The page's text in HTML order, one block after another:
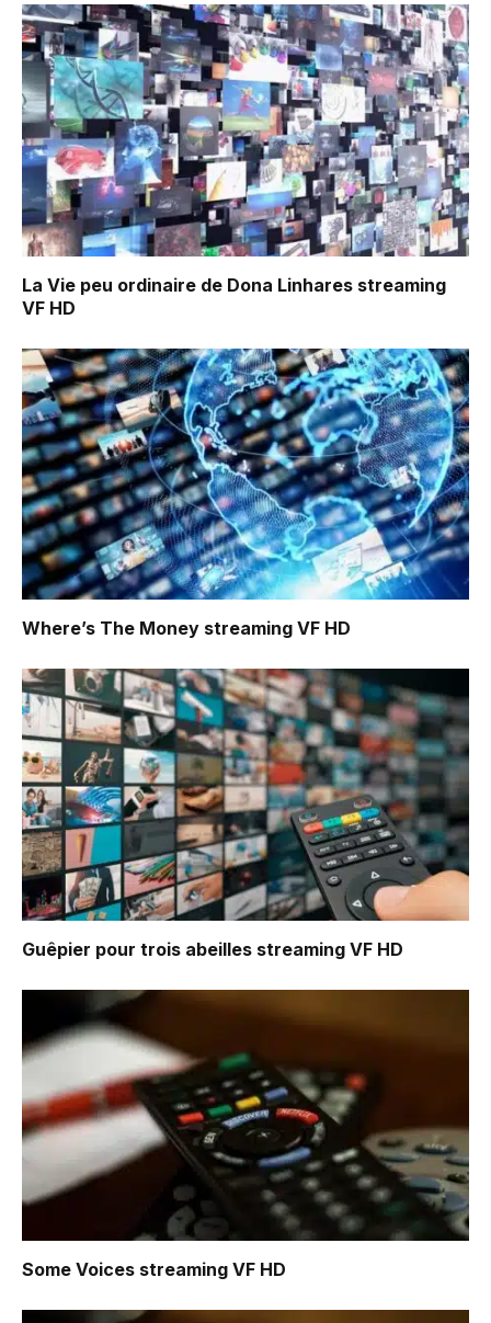
La Vie peu ordinaire de Dona Linhares streaming
VF HD
Where’s The Money streaming VF HD
Guêpier pour trois abeilles streaming VF HD
Some Voices streaming VF HD